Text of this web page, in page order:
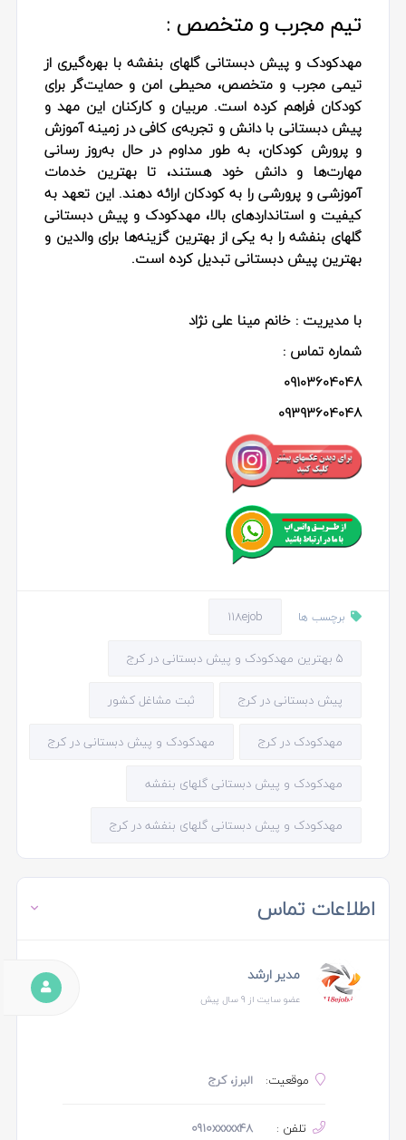
تیم مجرب و متخصص :
مهدکودک و پیش دبستانی گلهای بنفشه با بهره‌گیری از
تیمی مجرب و متخصص، محیطی امن و حمایت‌گر برای
کودکان فراهم کرده است. مربیان و کارکنان این مهد و
پیش دبستانی با دانش و تجربه‌ی کافی در زمینه آموزش
و پرورش کودکان، به طور مداوم در حال به‌روز رسانی
مهارت‌ها و دانش خود هستند، تا بهترین خدمات
آموزشی و پرورشی را به کودکان ارائه دهند. این تعهد به
کیفیت و استانداردهای بالا، مهدکودک و پیش دبستانی
گلهای بنفشه را به یکی از بهترین گزینه‌ها برای والدین و
بهترین پیش دبستانی تبدیل کرده است.
با مدیریت : خانم مینا علی نژاد
شماره تماس :
09103604048
09393604048
برچسب ها 118ejob
5 بهترین مهدکودک و پیش دبستانی در کرج
پیش دبستانی در کرج ثبت مشاغل کشور
مهدکودک در کرج مهدکودک و پیش دبستانی در کرج
مهدکودک و پیش دبستانی گلهای بنفشه
مهدکودک و پیش دبستانی گلهای بنفشه در کرج
اطلاعات تماس
مدیر ارشد
عضو سایت از 9 سال پیش
موقعیت: البرز، کرج
تلفن : 0910xxxxx48